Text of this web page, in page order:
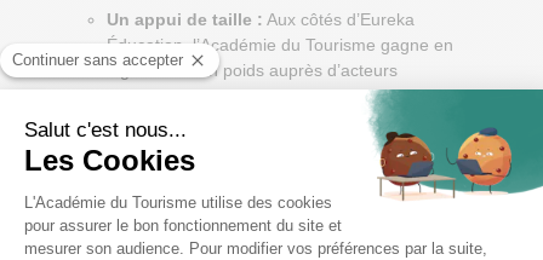
Un appui de taille : Aux côtés d’Eureka
Éducation, l’Académie du Tourisme gagne en
légitimité et en poids auprès d’acteurs
pédagogiques et institutionnels. Cela ouvre les
champs à de nombreuses opportunités
partenariales. L’apprenant est au centre de nos
préoccupations, et nous créons continuellement
de nouvelles opportunités pour lui. Et cela passe
par les continuelles mises à jour et améliorations
de nos programmes de formations.